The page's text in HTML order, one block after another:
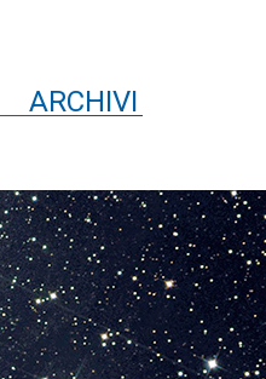
ARCHIVI